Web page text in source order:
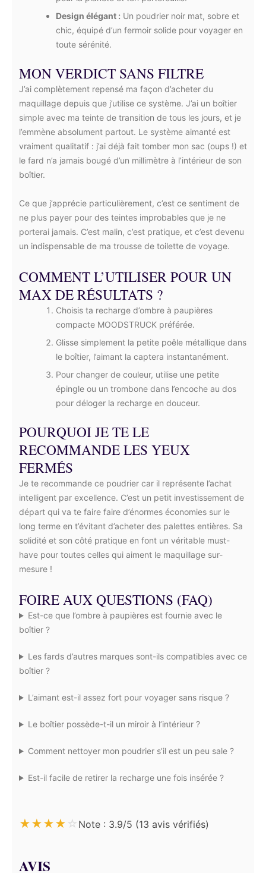
Design élégant : Un poudrier noir mat, sobre et
chic, équipé d’un fermoir solide pour voyager en
toute sérénité.
MON VERDICT SANS FILTRE
J’ai complètement repensé ma façon d’acheter du
maquillage depuis que j’utilise ce système. J’ai un boîtier
simple avec ma teinte de transition de tous les jours, et je
l’emmène absolument partout. Le système aimanté est
vraiment qualitatif : j’ai déjà fait tomber mon sac (oups !) et
le fard n’a jamais bougé d’un millimètre à l’intérieur de son
boîtier.
Ce que j’apprécie particulièrement, c’est ce sentiment de
ne plus payer pour des teintes improbables que je ne
porterai jamais. C’est malin, c’est pratique, et c’est devenu
un indispensable de ma trousse de toilette de voyage.
COMMENT L’UTILISER POUR UN
MAX DE RÉSULTATS ?
Choisis ta recharge d’ombre à paupières
compacte MOODSTRUCK préférée.
Glisse simplement la petite poêle métallique dans
le boîtier, l’aimant la captera instantanément.
Pour changer de couleur, utilise une petite
épingle ou un trombone dans l’encoche au dos
pour déloger la recharge en douceur.
POURQUOI JE TE LE
RECOMMANDE LES YEUX
FERMÉS
Je te recommande ce poudrier car il représente l’achat
intelligent par excellence. C’est un petit investissement de
départ qui va te faire faire d’énormes économies sur le
long terme en t’évitant d’acheter des palettes entières. Sa
solidité et son côté pratique en font un véritable must-
have pour toutes celles qui aiment le maquillage sur-
mesure !
FOIRE AUX QUESTIONS (FAQ)
Est-ce que l’ombre à paupières est fournie avec le
boîtier ?
Les fards d’autres marques sont-ils compatibles avec ce
boîtier ?
L’aimant est-il assez fort pour voyager sans risque ?
Le boîtier possède-t-il un miroir à l’intérieur ?
Comment nettoyer mon poudrier s’il est un peu sale ?
Est-il facile de retirer la recharge une fois insérée ?
★★★★ ☆ Note : 3.9/5 (13 avis vérifiés)
AVIS